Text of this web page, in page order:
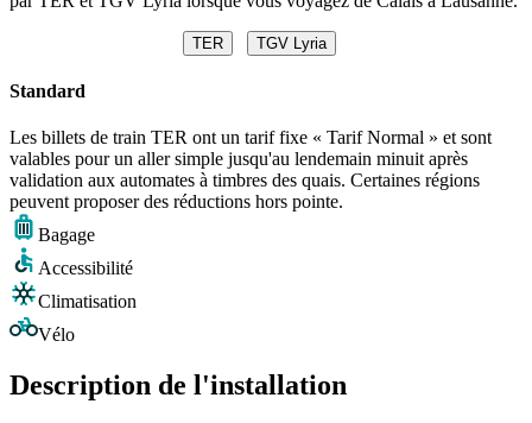
TER TGV Lyria
Standard
Les billets de train TER ont un tarif fixe « Tarif Normal » et sont
valables pour un aller simple jusqu'au lendemain minuit après
validation aux automates à timbres des quais. Certaines régions
peuvent proposer des réductions hors pointe.
Bagage
Accessibilité
Climatisation
Vélo
Description de l'installation